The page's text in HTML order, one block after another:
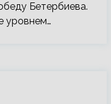
Бетербиева.
уровнем…